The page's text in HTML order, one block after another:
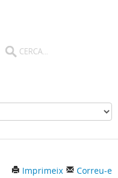
Correu-e
Imprimeix